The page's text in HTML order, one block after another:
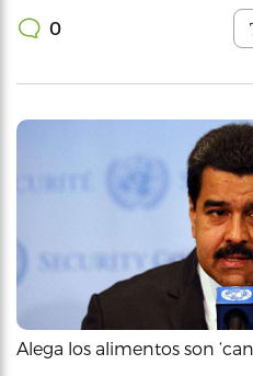
0
Alega los alimentos son